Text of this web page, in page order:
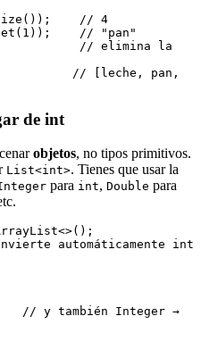
// 4
// "pan"
// elimina la
// [leche, pan,
de int
objetos, no tipos primitivos.
List<int>. Tienes que usar la
para int, Double para
automáticamente int
// y también Integer →